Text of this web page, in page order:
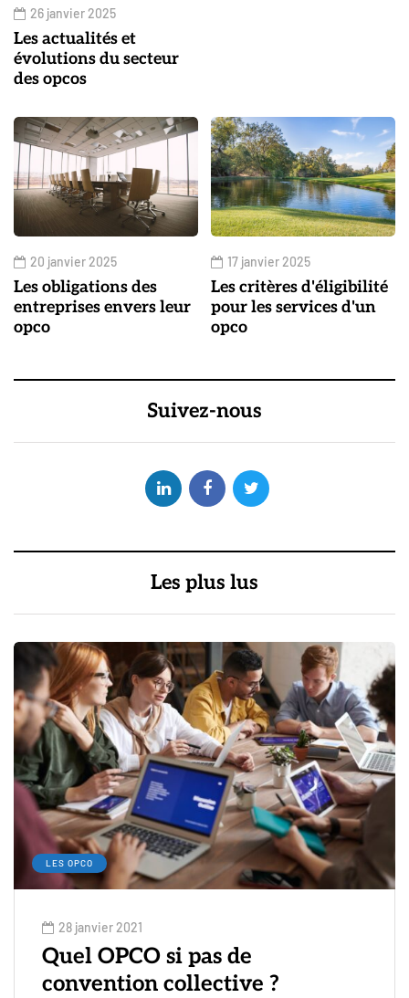
26 janvier 2025
Les actualités et
évolutions du secteur
des opcos
20 janvier 2025
Les obligations des
entreprises envers leur
opco
17 janvier 2025
Les critères d'éligibilité
pour les services d'un
opco
Suivez-nous
Les plus lus
LES OPCO
28 janvier 2021
Quel OPCO si pas de
convention collective ?